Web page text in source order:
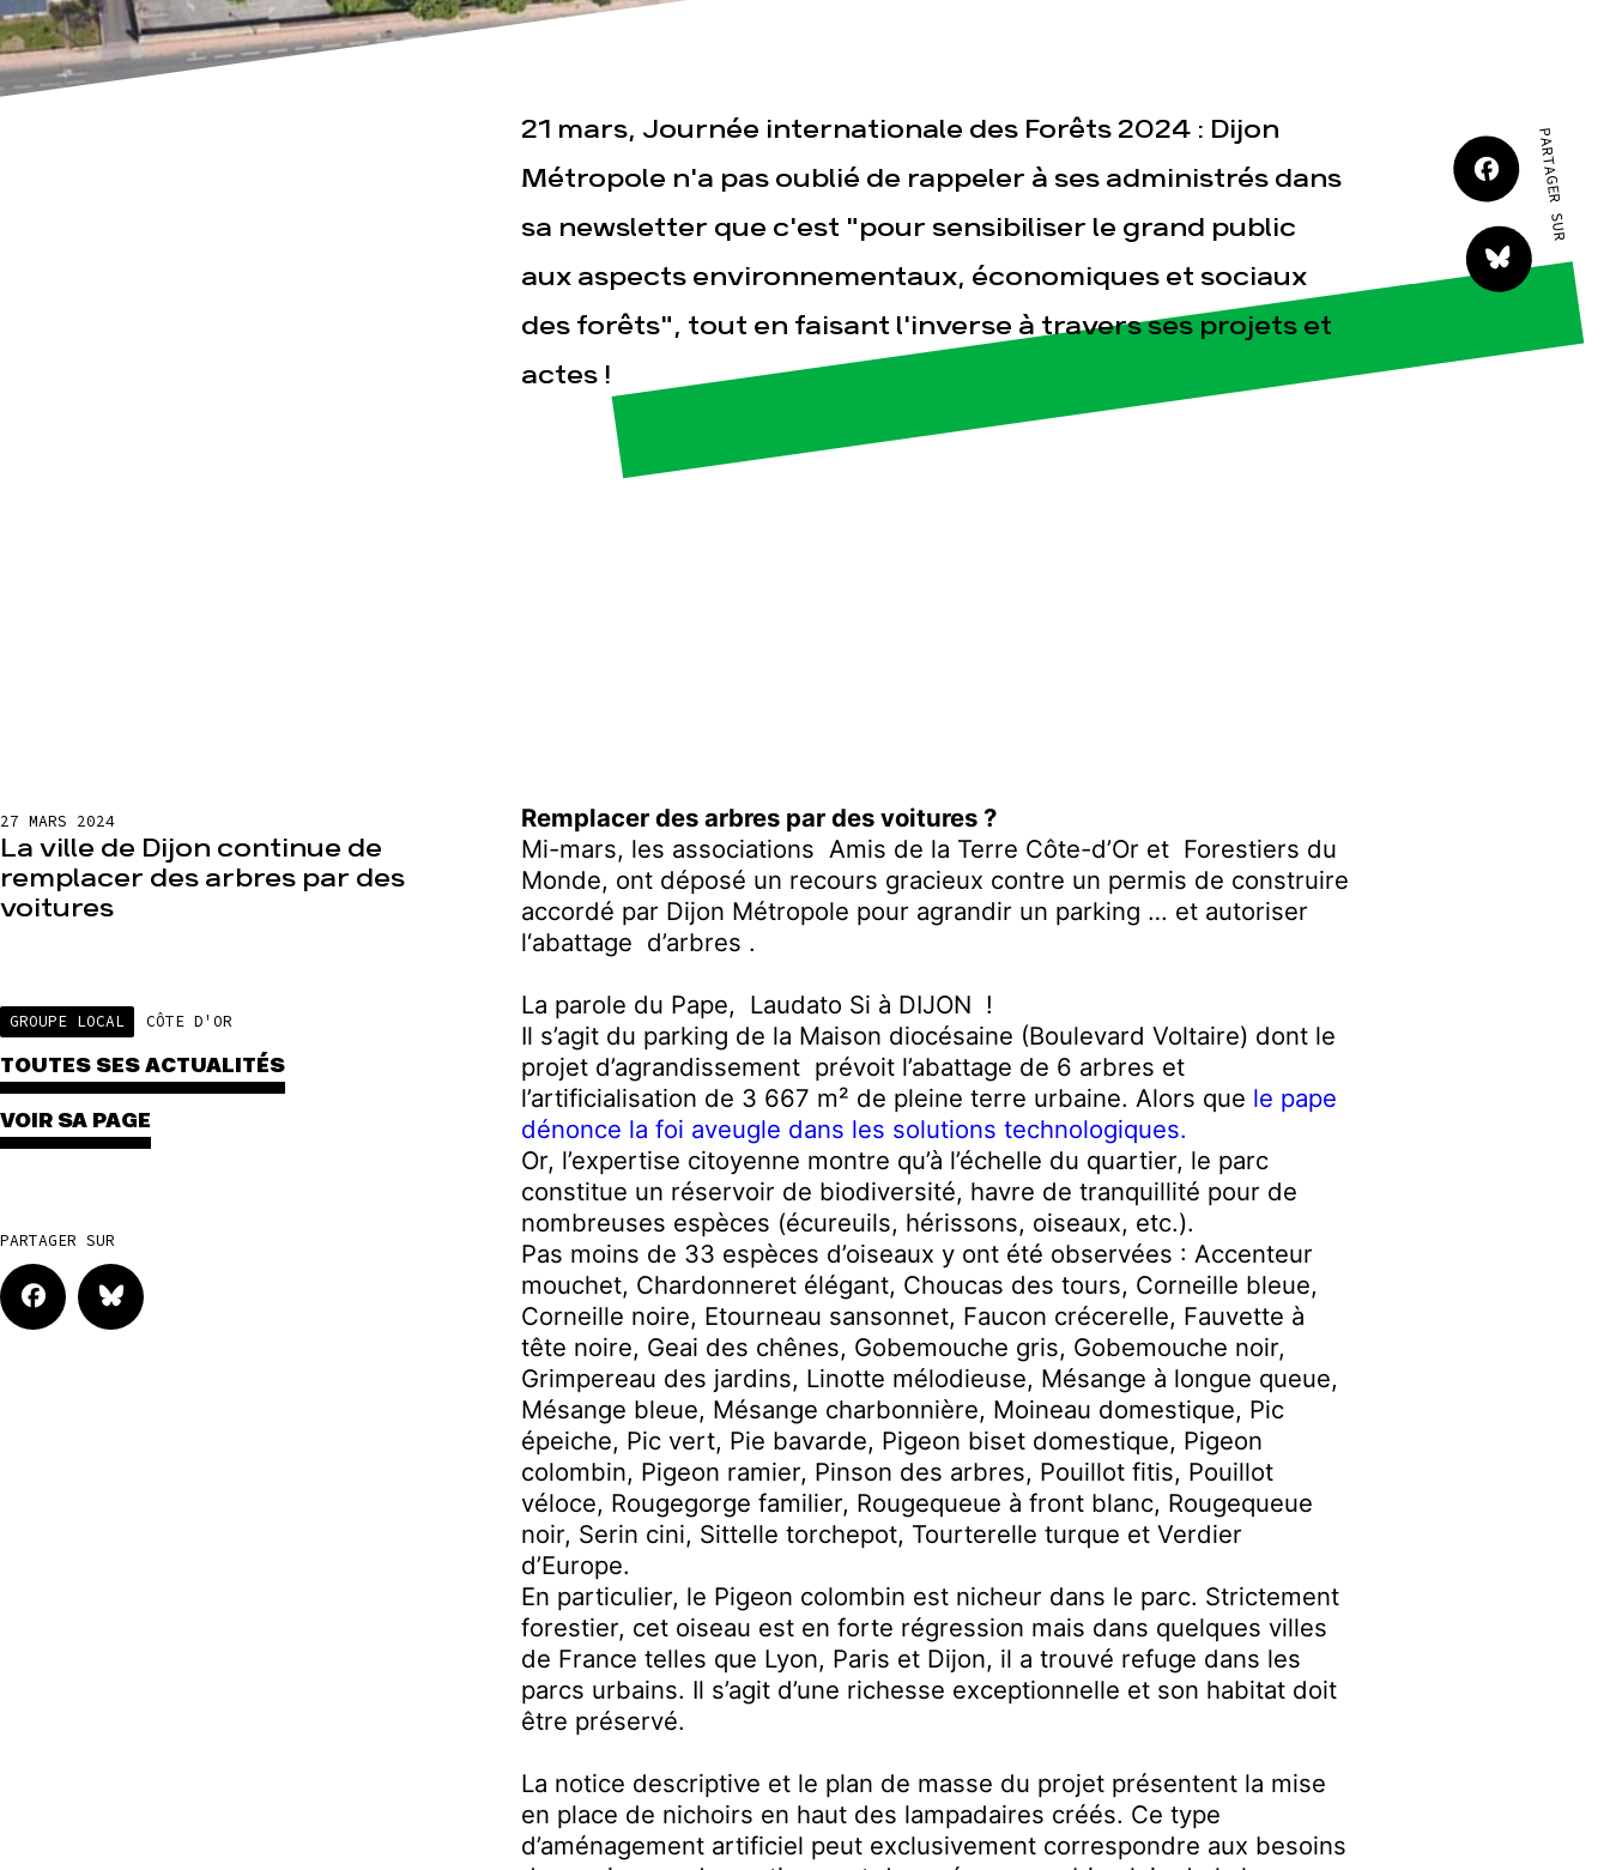
Espace presse Publications Contact
21 mars, Journée internationale des Forêts 2024 : Dijon
Métropole n'a pas oublié de rappeler à ses administrés dans
sa newsletter que c'est "pour sensibiliser le grand public
aux aspects environnementaux, économiques et sociaux
des forêts", tout en faisant l'inverse à travers ses projets et
actes !
PARTAGER SUR
27 MARS 2024
La ville de Dijon continue de
remplacer des arbres par des
voitures
GROUPE LOCAL CÔTE D'OR
TOUTES SES ACTUALITÉS
VOIR SA PAGE
PARTAGER SUR
Remplacer des arbres par des voitures ?
Mi-mars, les associations Amis de la Terre Côte-d’Or et Forestiers du
Monde, ont déposé un recours gracieux contre un permis de construire
accordé par Dijon Métropole pour agrandir un parking … et autoriser
l‘abattage d’arbres .
La parole du Pape, Laudato Si à DIJON !
Il s’agit du parking de la Maison diocésaine (Boulevard Voltaire) dont le
projet d’agrandissement prévoit l’abattage de 6 arbres et
l’artificialisation de 3 667 m² de pleine terre urbaine. Alors que le pape
dénonce la foi aveugle dans les solutions technologiques.
Or, l’expertise citoyenne montre qu’à l’échelle du quartier, le parc
constitue un réservoir de biodiversité, havre de tranquillité pour de
nombreuses espèces (écureuils, hérissons, oiseaux, etc.).
Pas moins de 33 espèces d’oiseaux y ont été observées : Accenteur
mouchet, Chardonneret élégant, Choucas des tours, Corneille bleue,
Corneille noire, Etourneau sansonnet, Faucon crécerelle, Fauvette à
tête noire, Geai des chênes, Gobemouche gris, Gobemouche noir,
Grimpereau des jardins, Linotte mélodieuse, Mésange à longue queue,
Mésange bleue, Mésange charbonnière, Moineau domestique, Pic
épeiche, Pic vert, Pie bavarde, Pigeon biset domestique, Pigeon
colombin, Pigeon ramier, Pinson des arbres, Pouillot fitis, Pouillot
véloce, Rougegorge familier, Rougequeue à front blanc, Rougequeue
noir, Serin cini, Sittelle torchepot, Tourterelle turque et Verdier
d’Europe.
En particulier, le Pigeon colombin est nicheur dans le parc. Strictement
forestier, cet oiseau est en forte régression mais dans quelques villes
de France telles que Lyon, Paris et Dijon, il a trouvé refuge dans les
parcs urbains. Il s’agit d’une richesse exceptionnelle et son habitat doit
être préservé.
La notice descriptive et le plan de masse du projet présentent la mise
en place de nichoirs en haut des lampadaires créés. Ce type
d’aménagement artificiel peut exclusivement correspondre aux besoins